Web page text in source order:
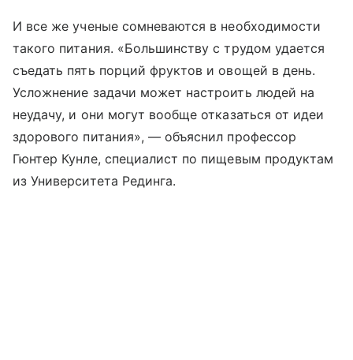
И все же ученые сомневаются в необходимости
такого питания. «Большинству с трудом удается
съедать пять порций фруктов и овощей в день.
Усложнение задачи может настроить людей на
неудачу, и они могут вообще отказаться от идеи
здорового питания», — объяснил профессор
Гюнтер Кунле, специалист по пищевым продуктам
из Университета Рединга.